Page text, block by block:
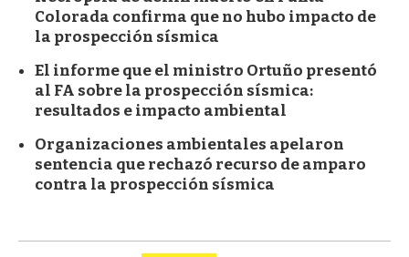
Colorada confirma que no hubo impacto de
la prospección sísmica
El informe que el ministro Ortuño presentó
al FA sobre la prospección sísmica:
resultados e impacto ambiental
Organizaciones ambientales apelaron
sentencia que rechazó recurso de amparo
contra la prospección sísmica